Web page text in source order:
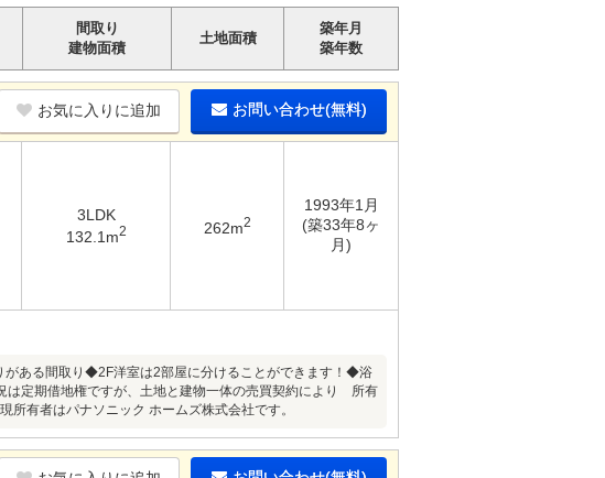
間取り
建物面積
土地面積
築年月
築年数
お気に入りに追加 お問い合わせ(無料)
3LDK
132.1m2 262m2
1993年1月
(築33年8ヶ
月)
ある間取り◆2F洋室は2部屋に分けることができます！◆浴
定期借地権ですが、土地と建物一体の売買契約により 所有
有者はパナソニック ホームズ株式会社です。